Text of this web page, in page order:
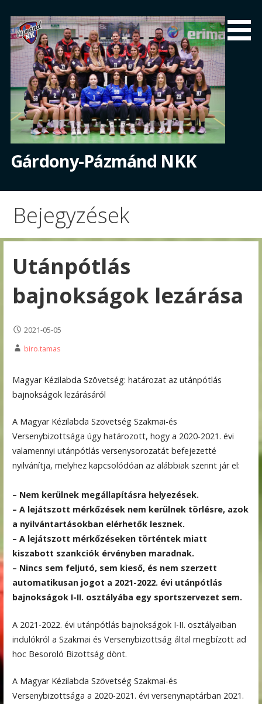
content
Gárdony-Pázmánd NKK
Bejegyzések
Utánpótlás
bajnokságok lezárása
2021-05-05
biro.tamas
Magyar Kézilabda Szövetség: határozat az utánpótlás
bajnokságok lezárásáról
A Magyar Kézilabda Szövetség Szakmai-és
Versenybizottsága úgy határozott, hogy a 2020-2021. évi
valamennyi utánpótlás versenysorozatát befejezetté
nyilvánítja, melyhez kapcsolódóan az alábbiak szerint jár el:
– Nem kerülnek megállapításra helyezések.
– A lejátszott mérkőzések nem kerülnek törlésre, azok
a nyilvántartásokban elérhetők lesznek.
– A lejátszott mérkőzéseken történtek miatt
kiszabott szankciók érvényben maradnak.
– Nincs sem feljutó, sem kieső, és nem szerzett
automatikusan jogot a 2021-2022. évi utánpótlás
bajnokságok I-II. osztályába egy sportszervezet sem.
A 2021-2022. évi utánpótlás bajnokságok I-II. osztályaiban
indulókról a Szakmai és Versenybizottság által megbízott ad
hoc Besoroló Bizottság dönt.
A Magyar Kézilabda Szövetség Szakmai-és
Versenybizottsága a 2020-2021. évi versenynaptárban 2021.